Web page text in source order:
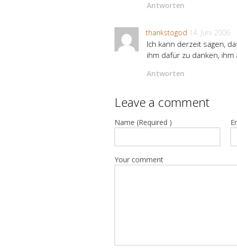
Antworten
thankstogod 14. Juni 2006
Ich kann derzeit sagen,
ihm dafür zu danken, ihm
Antworten
Leave a comment
Name (Required )
Your comment